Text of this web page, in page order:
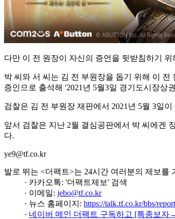
다만 이 전 원장이 자신의 증언을 뒷받침하기
박 씨와 서 씨는 김 전 부원장을 돕기 위해 이
증인으로 출석해 '2021년 5월3일 경기도시장상
검찰은 김 전 부원장 재판에서 2021년 5월 3일
앞서 검찰은 지난 2월 결심공판에서 박 씨에겐
다.
ye9@tf.co.kr
발로 뛰는 <더팩트>는 24시간 여러분의 제보를
· 카카오톡: '더팩트제보' 검색
· 이메일: jebo@tf.co.kr
· 뉴스 홈페이지: https://talk.tf.co.kr/bbs/
· 네이버 메인 더팩트 구독하고 [특종보자